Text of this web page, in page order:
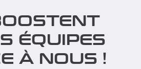
ÉQUIPES
À NOUS !